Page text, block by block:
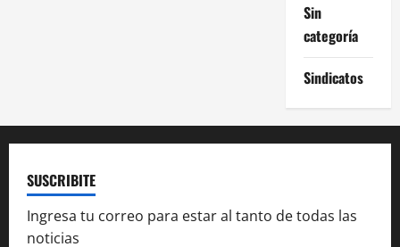
Sin
categoría
Sindicatos
SUSCRIBITE
Ingresa tu correo para estar al tanto de todas las
noticias